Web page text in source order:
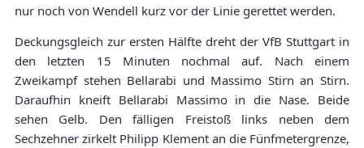
nur noch von Wendell kurz vor der Linie gerettet werden.
Deckungsgleich zur ersten Hälfte dreht der VfB Stuttgart in
den letzten 15 Minuten nochmal auf. Nach einem
Zweikampf stehen Bellarabi und Massimo Stirn an Stirn.
Daraufhin kneift Bellarabi Massimo in die Nase. Beide
sehen Gelb. Den fälligen Freistoß links neben dem
Sechzehner zirkelt Philipp Klement an die Fünfmetergrenze,